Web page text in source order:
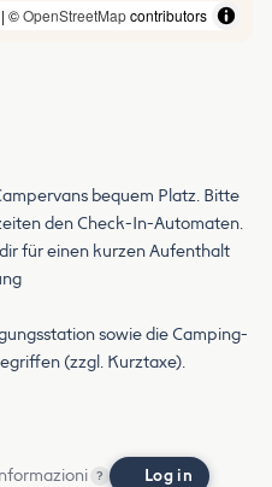
| ©OpenStreetMapcontributors
bequem Platz. Bitte
den Check-In-Automaten.
für einen kurzen Aufenthalt
sowie die Camping-
(zzgl. Kurztaxe).
? Log in